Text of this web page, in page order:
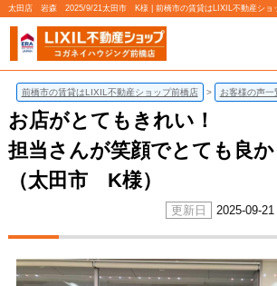
太田店 岩森 2025/9/21太田市 K様 | 前橋市の賃貸はLIXIL不動産ショッ
前橋市の賃貸はLIXIL不動産ショップ前橋店 お客様の声一
お店がとてもきれい！
担当さんが笑顔でとても良か
（太田市 K様）
2025-09-21